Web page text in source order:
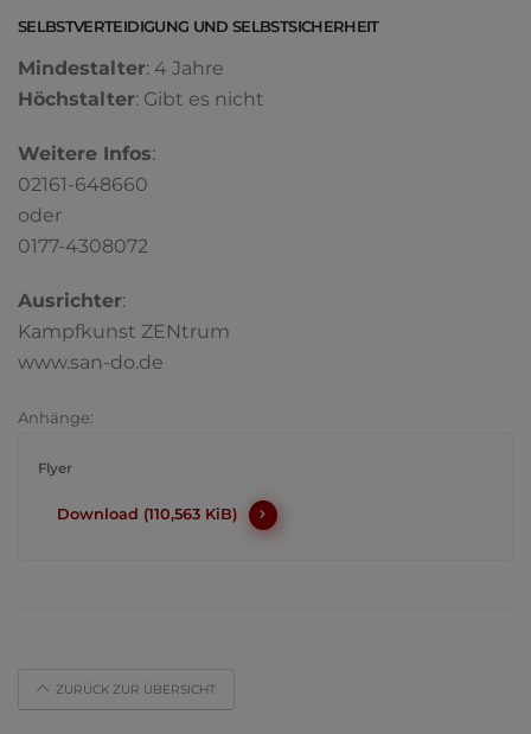
SELBSTVERTEIDIGUNG UND SELBSTSICHERHEIT
Mindestalter: 4 Jahre
Höchstalter: Gibt es nicht
Weitere Infos:
02161-648660
oder
0177-4308072
Ausrichter:
Kampfkunst ZENtrum
www.san-do.de
Anhänge:
Flyer
Download (110,563 KiB)
ZURÜCK ZUR ÜBERSICHT